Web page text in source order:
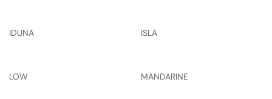
IDUNA ISLA
LOW MANDARINE